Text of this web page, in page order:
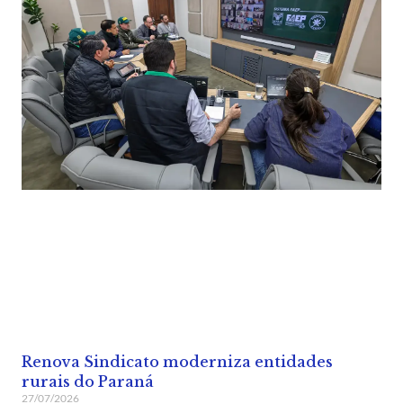
Renova Sindicato moderniza entidades
rurais do Paraná
27/07/2026